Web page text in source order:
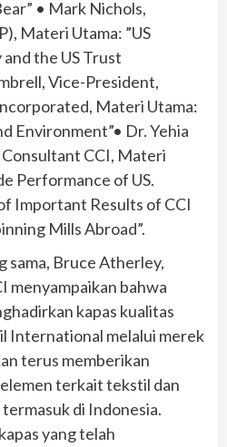
• Mark Nichols,
Materi Utama: ”US
the US Trust
Vice-President,
Materi Utama:
Environment”• Dr. Yehia
CCI, Materi
Performance of US.
Important Results of CCI
Mills Abroad”.
sama, Bruce Atherley,
menyampaikan bahwa
kapas kualitas
International melalui merek
terus memberikan
terkait tekstil dan
di Indonesia.
yang telah